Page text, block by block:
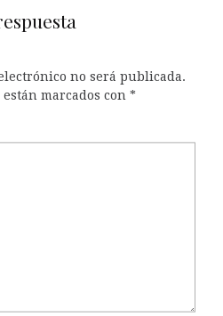
no será publicada.
marcados con *